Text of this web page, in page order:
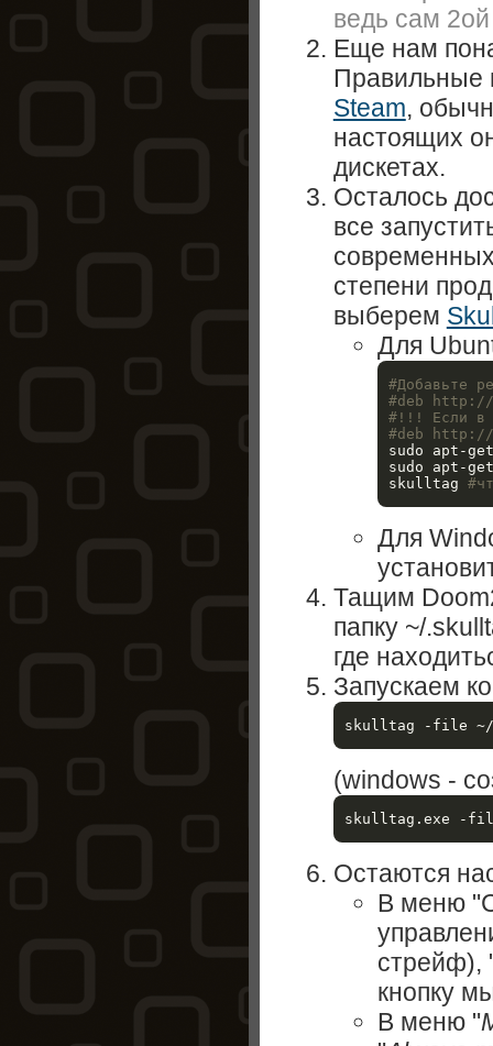
ведь сам
Еще нам
Steam,
настоящих
дискетах.
Осталось
все
степени
выберем
Для
#Добавьте
#deb http://
#!!! Если в
#deb http://
sudo apt-
sudo apt-
skulltag
Для
Тащим
папку ~/
где
Запускаем
(windows -
Остаются
В меню
стрейф),
кнопку
В меню "